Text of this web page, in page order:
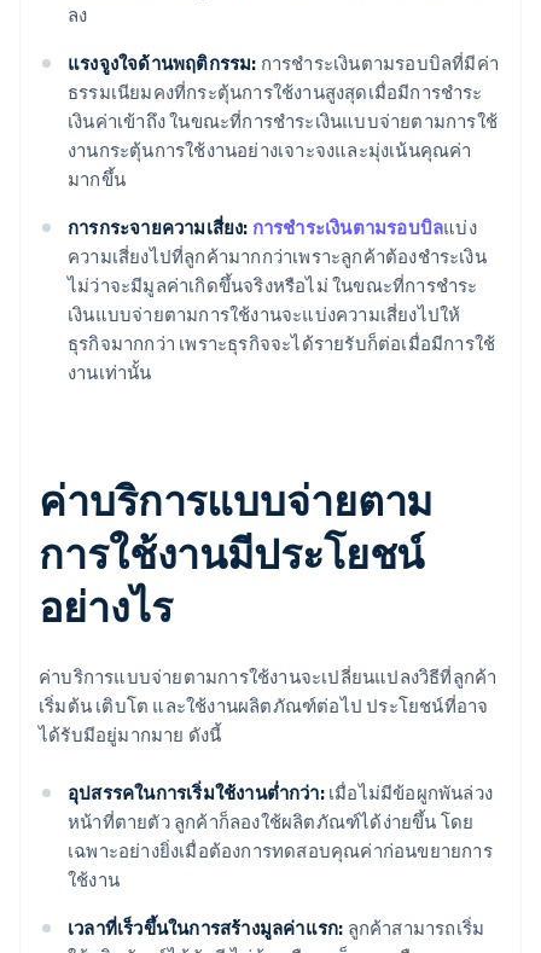
ลง
แรงจูงใจด้านพฤติกรรม: การชำระเงินตามรอบบิลที่มีค่า
ธรรมเนียมคงที่กระตุ้นการใช้งานสูงสุดเมื่อมีการชำระ
เงินค่าเข้าถึง ในขณะที่การชำระเงินแบบจ่ายตามการใช้
งานกระตุ้นการใช้งานอย่างเจาะจงและมุ่งเน้นคุณค่า
มากขึ้น
การกระจายความเสี่ยง: การชำระเงินตามรอบบิลแบ่ง
ความเสี่ยงไปที่ลูกค้ามากกว่าเพราะลูกค้าต้องชำระเงิน
ไม่ว่าจะมีมูลค่าเกิดขึ้นจริงหรือไม่ ในขณะที่การชำระ
เงินแบบจ่ายตามการใช้งานจะแบ่งความเสี่ยงไปให้
ธุรกิจมากกว่า เพราะธุรกิจจะได้รายรับก็ต่อเมื่อมีการใช้
งานเท่านั้น
ค่าบริการแบบจ่ายตาม
การใช้งานมีประโยชน์
อย่างไร
ค่าบริการแบบจ่ายตามการใช้งานจะเปลี่ยนแปลงวิธีที่ลูกค้า
เริ่มต้น เติบโต และใช้งานผลิตภัณฑ์ต่อไป ประโยชน์ที่อาจ
ได้รับมีอยู่มากมาย ดังนี้
อุปสรรคในการเริ่มใช้งานต่ำกว่า:เมื่อไม่มีข้อผูกพันล่วง
หน้าที่ตายตัว ลูกค้าก็ลองใช้ผลิตภัณฑ์ได้ง่ายขึ้น โดย
เฉพาะอย่างยิ่งเมื่อต้องการทดสอบคุณค่าก่อนขยายการ
ใช้งาน
เวลาที่เร็วขึ้นในการสร้างมูลค่าแรก: ลูกค้าสามารถเริ่ม